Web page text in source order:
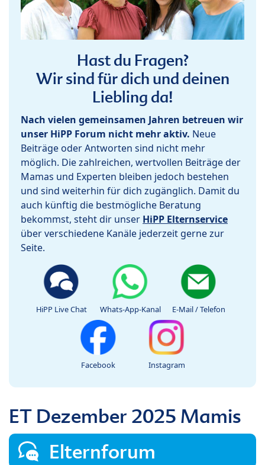
Hast du Fragen?
Wir sind für dich und deinen
Liebling da!
Nach vielen gemeinsamen Jahren betreuen wir
unser HiPP Forum nicht mehr aktiv. Neue
Beiträge oder Antworten sind nicht mehr
möglich. Die zahlreichen, wertvollen Beiträge der
Mamas und Experten bleiben jedoch bestehen
und sind weiterhin für dich zugänglich. Damit du
auch künftig die bestmögliche Beratung
bekommst, steht dir unser HiPP Elternservice
über verschiedene Kanäle jederzeit gerne zur
Seite.
HiPP Live Chat Whats-App-Kanal E-Mail / Telefon
Facebook Instagram
ET Dezember 2025 Mamis
Elternforum